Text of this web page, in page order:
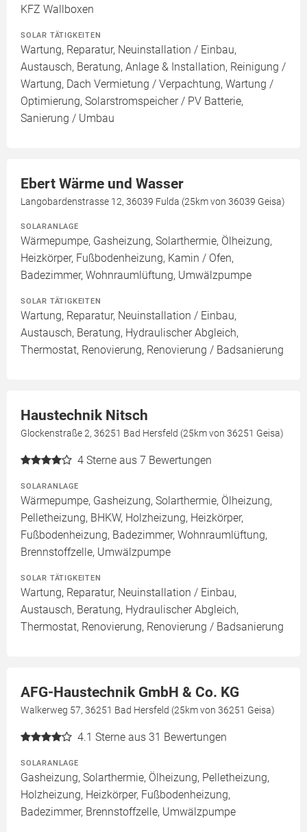
KFZ Wallboxen
SOLAR TÄTIGKEITEN
Wartung, Reparatur, Neuinstallation / Einbau,
Austausch, Beratung, Anlage & Installation, Reinigung /
Wartung, Dach Vermietung / Verpachtung, Wartung /
Optimierung, Solarstromspeicher / PV Batterie,
Sanierung / Umbau
Ebert Wärme und Wasser
Langobardenstrasse 12, 36039 Fulda (25km von 36039 Geisa)
SOLARANLAGE
Wärmepumpe, Gasheizung, Solarthermie, Ölheizung,
Heizkörper, Fußbodenheizung, Kamin / Ofen,
Badezimmer, Wohnraumlüftung, Umwälzpumpe
SOLAR TÄTIGKEITEN
Wartung, Reparatur, Neuinstallation / Einbau,
Austausch, Beratung, Hydraulischer Abgleich,
Thermostat, Renovierung, Renovierung / Badsanierung
Haustechnik Nitsch
Glockenstraße 2, 36251 Bad Hersfeld (25km von 36251 Geisa)
4 Sterne aus 7 Bewertungen
SOLARANLAGE
Wärmepumpe, Gasheizung, Solarthermie, Ölheizung,
Pelletheizung, BHKW, Holzheizung, Heizkörper,
Fußbodenheizung, Badezimmer, Wohnraumlüftung,
Brennstoffzelle, Umwälzpumpe
SOLAR TÄTIGKEITEN
Wartung, Reparatur, Neuinstallation / Einbau,
Austausch, Beratung, Hydraulischer Abgleich,
Thermostat, Renovierung, Renovierung / Badsanierung
AFG-Haustechnik GmbH & Co. KG
Walkerweg 57, 36251 Bad Hersfeld (25km von 36251 Geisa)
4.1 Sterne aus 31 Bewertungen
SOLARANLAGE
Gasheizung, Solarthermie, Ölheizung, Pelletheizung,
Holzheizung, Heizkörper, Fußbodenheizung,
Badezimmer, Brennstoffzelle, Umwälzpumpe